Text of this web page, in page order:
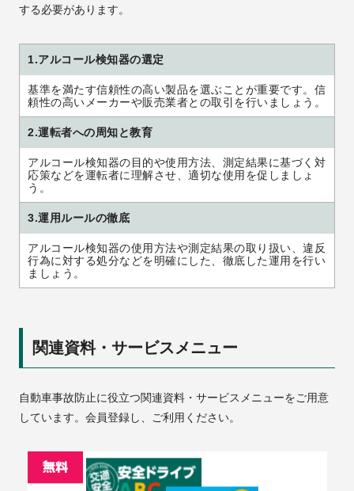
する必要があります。
1.アルコール検知器の選定
基準を満たす信頼性の高い製品を選ぶことが重要です。信
頼性の高いメーカーや販売業者との取引を行いましょう。
2.運転者への周知と教育
アルコール検知器の目的や使用方法、測定結果に基づく対
応策などを運転者に理解させ、適切な使用を促しましょ
う。
3.運用ルールの徹底
アルコール検知器の使用方法や測定結果の取り扱い、違反
行為に対する処分などを明確にした、徹底した運用を行い
ましょう。
関連資料・サービスメニュー
自動車事故防止に役立つ関連資料・サービスメニューをご用意
しています。会員登録し、ご利用ください。